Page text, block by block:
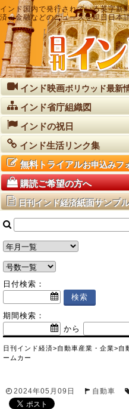
インド国内で発行されている英字新
済・金融などのニュースを即日日本
インド映画ボリウッド最新
インド省庁組織図
インドの祝日
インド生活リンク集
無料トライアルお申込みフ
購読ご希望の方へ
日刊インド経済紙面サンプ
日付検索：
期間検索：
から
日刊インド経済>自動車産業・企業>自
ームカー
2024年05月09日 自動車